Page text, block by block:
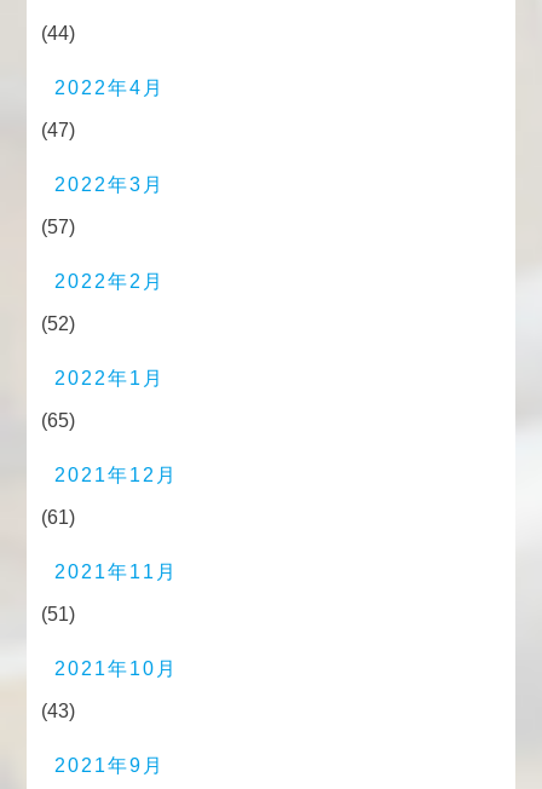
(44)
2022年4月
(47)
2022年3月
(57)
2022年2月
(52)
2022年1月
(65)
2021年12月
(61)
2021年11月
(51)
2021年10月
(43)
2021年9月